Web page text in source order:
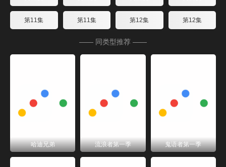
第11集 第11集 第12集 第12集
—— 同类型推荐 ——
哈迪兄弟 流浪者第一季 鬼语者第一季